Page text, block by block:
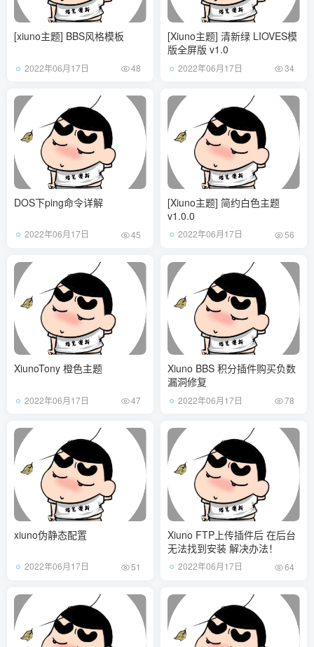
[xiuno主题] BBS风格模板
2022年06月17日 48
[Xiuno主题] 清新绿 LIOVES模
版全屏版 v1.0
2022年06月17日 34
DOS下ping命令详解
2022年06月17日 45
[Xiuno主题] 简约白色主题
v1.0.0
2022年06月17日 56
XiunoTony 橙色主题
2022年06月17日 47
Xiuno BBS 积分插件购买负数
漏洞修复
2022年06月17日 78
xiuno伪静态配置
2022年06月17日 51
Xiuno FTP上传插件后 在后台
无法找到安装 解决办法！
2022年06月17日 64